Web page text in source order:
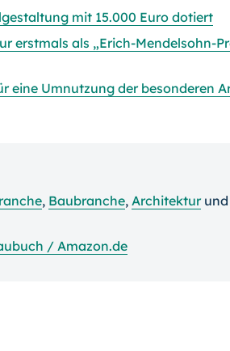
mit 15.000 Euro dotiert
erstmals als „Erich-Mendelsohn-
Umnutzung der besonderen
, Baubranche, Architekturund
/ Amazon.de